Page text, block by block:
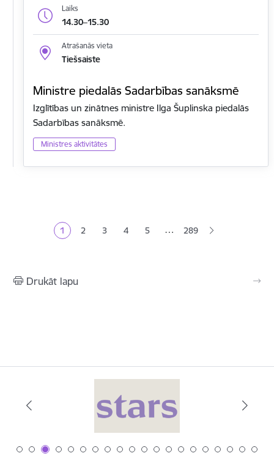
Laiks
14.30–15.30
Atrašanās vieta
Tiešsaiste
Ministre piedalās Sadarbības sanāksmē
Izglītības un zinātnes ministre Ilga Šuplinska piedalās
Sadarbības sanāksmē.
Ministres aktivitātes
Pašreizējā lapa
1 Lapa
2 Lapa
3 Lapa
4 Lapa
5 … 289
Drukāt lapu